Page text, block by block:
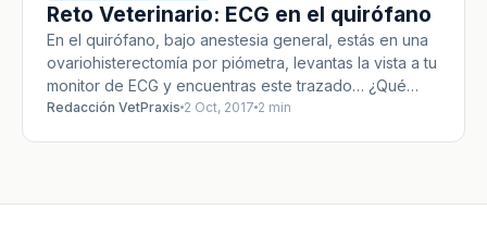
Reto Veterinario: ECG en el quirófano
En el quirófano, bajo anestesia general, estás en una
ovariohisterectomía por piómetra, levantas la vista a tu
monitor de ECG y encuentras este trazado… ¿Qué…
Redacción VetPraxis 2 Oct, 2017 2 min